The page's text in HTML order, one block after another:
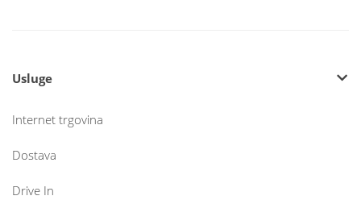
Usluge
Internet trgovina
Dostava
Drive In